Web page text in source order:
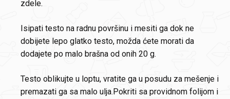
zdele.
Isipati testo na radnu površinu i mesiti ga dok ne
dobijete lepo glatko testo, možda ćete morati da
dodajete po malo brašna od onih 20 g.
Testo oblikujte u loptu, vratite ga u posudu za mešenje i
premazati ga sa malo ulja.Pokriti sa providnom folijom i